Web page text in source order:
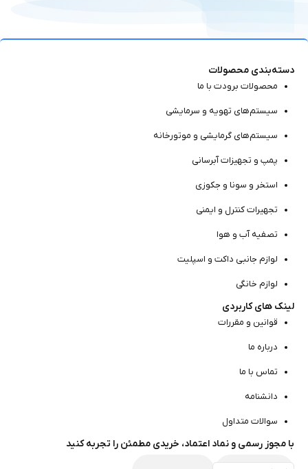
دسته‌بندی محصولات
محصولات برودت با ما
سیستم‌های تهویه و سرمایشی
سیستم‌های گرمایشی و موتور‌خانه
پمپ و تجهیزات آبرسانی
استخر و سونا و جکوزی
تجهیرات کنترل و ایمنی
تصفیه آب و هوا
لوازم جانبی داکت و اسپلیت
لوازم خانگی
لینک های کاربردی
قوانین و مقررات
درباره ما
تماس با ما
دانشنامه
سوالات متداول
با مجوز رسمی و نماد اعتماد، خریدی مطمئن را تجربه کنید